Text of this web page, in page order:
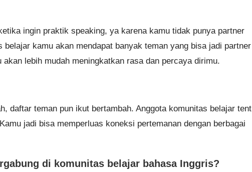
ingin praktik speaking, ya karena kamu tidak punya partner
belajar kamu akan mendapat banyak teman yang bisa jadi partner
lebih mudah meningkatkan rasa dan percaya dirimu.
daftar teman pun ikut bertambah. Anggota komunitas belajar
jadi bisa memperluas koneksi pertemanan dengan berbagai
di komunitas belajar bahasa Inggris?